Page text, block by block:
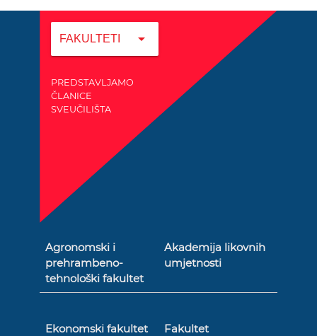
FAKULTETI arrow_drop_down
PREDSTAVLJAMO
ČLANICE
SVEUČILIŠTA
Agronomski i
prehrambeno-
tehnološki fakultet
Akademija likovnih
umjetnosti
Ekonomski fakultet
Fakultet